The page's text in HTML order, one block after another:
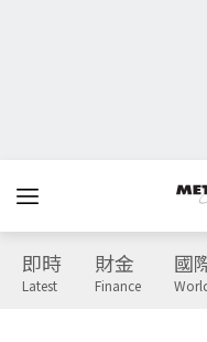
即時
Latest
財金
Finance
國